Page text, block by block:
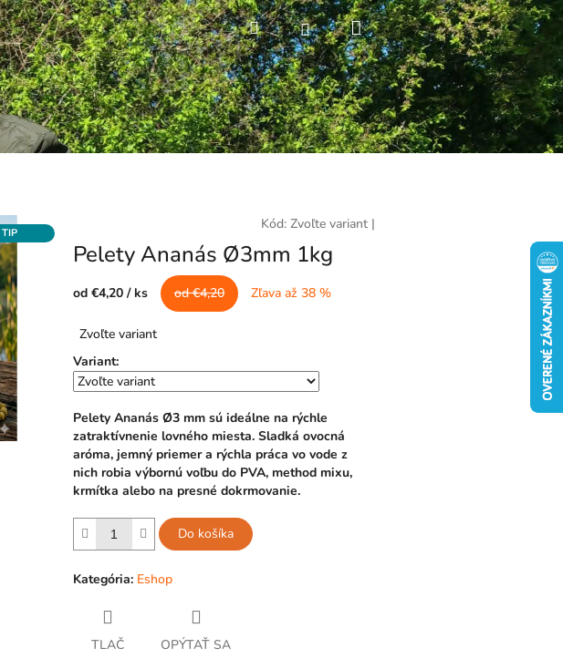
HľadaťPrihlásenieNákupný
košík
TIP
Kód: Zvoľte variant |
Pelety Ananás Ø3mm 1kg
od €4,20 / ks od €4,20
Zľava až 38 %
cena:
Zvoľte variant
Variant:
Pelety Ananás Ø3 mm sú ideálne na rýchle
zatraktívnenie lovného miesta. Sladká ovocná
aróma, jemný priemer a rýchla práca vo vode z
nich robia výbornú voľbu do PVA, method mixu,
krmítka alebo na presné dokrmovanie.
Do košíka
Kategória: Eshop
TLAČ OPÝTAŤ SA